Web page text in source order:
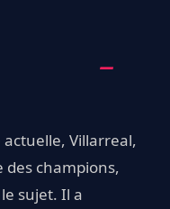
Villarreal,
des champions,
sujet. Il a